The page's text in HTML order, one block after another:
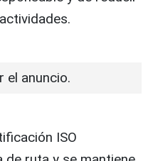
el anuncio.
ISO